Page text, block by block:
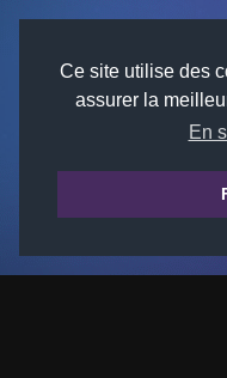
Ce site utilise des
assurer la
En
©